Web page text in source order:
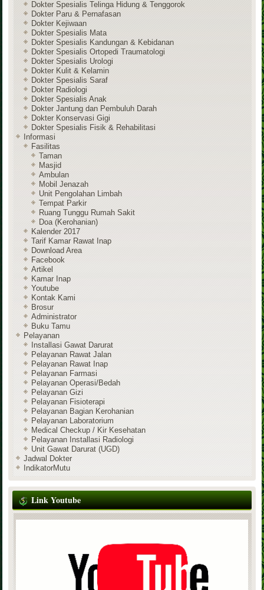
Dokter Spesialis Telinga Hidung & Tenggorok
Dokter Paru & Pernafasan
Dokter Kejiwaan
Dokter Spesialis Mata
Dokter Spesialis Kandungan & Kebidanan
Dokter Spesialis Ortopedi Traumatologi
Dokter Spesialis Urologi
Dokter Kulit & Kelamin
Dokter Spesialis Saraf
Dokter Radiologi
Dokter Spesialis Anak
Dokter Jantung dan Pembuluh Darah
Dokter Konservasi Gigi
Dokter Spesialis Fisik & Rehabilitasi
Informasi
Fasilitas
Taman
Masjid
Ambulan
Mobil Jenazah
Unit Pengolahan Limbah
Tempat Parkir
Ruang Tunggu Rumah Sakit
Doa (Kerohanian)
Kalender 2017
Tarif Kamar Rawat Inap
Download Area
Facebook
Artikel
Kamar Inap
Youtube
Kontak Kami
Brosur
Administrator
Buku Tamu
Pelayanan
Installasi Gawat Darurat
Pelayanan Rawat Jalan
Pelayanan Rawat Inap
Pelayanan Farmasi
Pelayanan Operasi/Bedah
Pelayanan Gizi
Pelayanan Fisioterapi
Pelayanan Bagian Kerohanian
Pelayanan Laboratorium
Medical Checkup / Kir Kesehatan
Pelayanan Installasi Radiologi
Unit Gawat Darurat (UGD)
Jadwal Dokter
IndikatorMutu
Link Youtube